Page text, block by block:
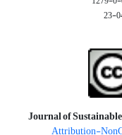
Journal of